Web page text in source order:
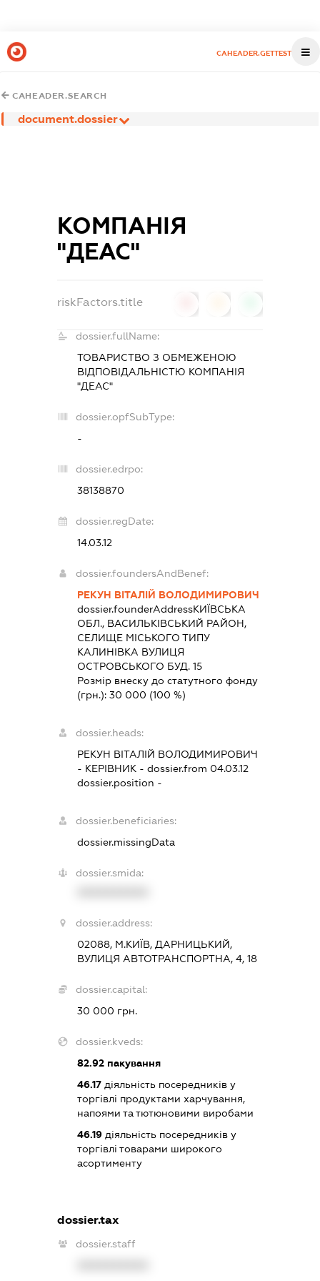
CAHEADER.GETTEST
CAHEADER.SEARCH
document.dossier
КОМПАНІЯ
"ДЕАС"
riskFactors.title
dossier.fullName:
ТОВАРИСТВО З ОБМЕЖЕНОЮ
ВІДПОВІДАЛЬНІСТЮ КОМПАНІЯ
"ДЕАС"
dossier.opfSubType:
-
dossier.edrpo:
38138870
dossier.regDate:
14.03.12
dossier.foundersAndBenef:
РЕКУН ВІТАЛІЙ ВОЛОДИМИРОВИЧ
dossier.founderAddressКИЇВСЬКА
ОБЛ., ВАСИЛЬКІВСЬКИЙ РАЙОН,
СЕЛИЩЕ МІСЬКОГО ТИПУ
КАЛИНІВКА ВУЛИЦЯ
ОСТРОВСЬКОГО БУД. 15
Розмір внеску до статутного фонду
(грн.):30 000 (100 %)
dossier.heads:
РЕКУН ВІТАЛІЙ ВОЛОДИМИРОВИЧ
- КЕРІВНИК - dossier.from 04.03.12
dossier.position -
dossier.beneficiaries:
dossier.missingData
dossier.smida:
dossier.address:
02088, М.КИЇВ, ДАРНИЦЬКИЙ,
ВУЛИЦЯ АВТОТРАНСПОРТНА, 4, 18
dossier.capital:
30 000 грн.
dossier.kveds:
82.92 пакування
46.17 діяльність посередників у
торгівлі продуктами харчування,
напоями та тютюновими виробами
46.19 діяльність посередників у
торгівлі товарами широкого
асортименту
dossier.tax
dossier.staff